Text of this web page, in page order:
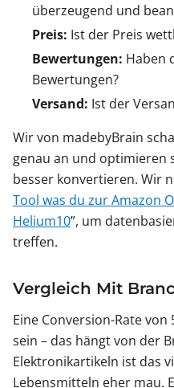
überzeugend und
Preis: Ist der Preis
Bewertungen: Haben
Bewertungen?
Versand: Ist der
Wir von madebyBrain
genau an und optimieren
besser konvertieren. Wir
Tool was du zur Amazon
Helium10”, um
treffen.
Vergleich Mit
Eine Conversion-Rate
sein – das hängt von der
Elektronikartikeln ist das
Lebensmitteln eher mau.